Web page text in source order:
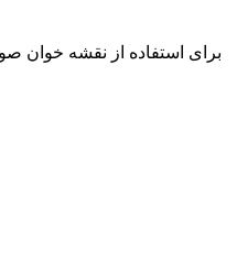
برای استفاده از نقشه خوان